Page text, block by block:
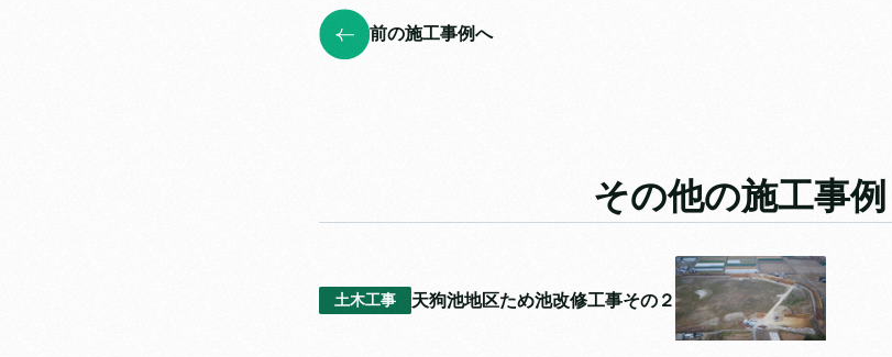
前の施工事例へ
その他の施工事例
土木工事 天狗池地区ため池改修工事その２